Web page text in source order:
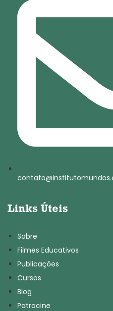
Links Úteis
Sobre
Filmes Educativos
Publicações
Cursos
Blog
Patrocine